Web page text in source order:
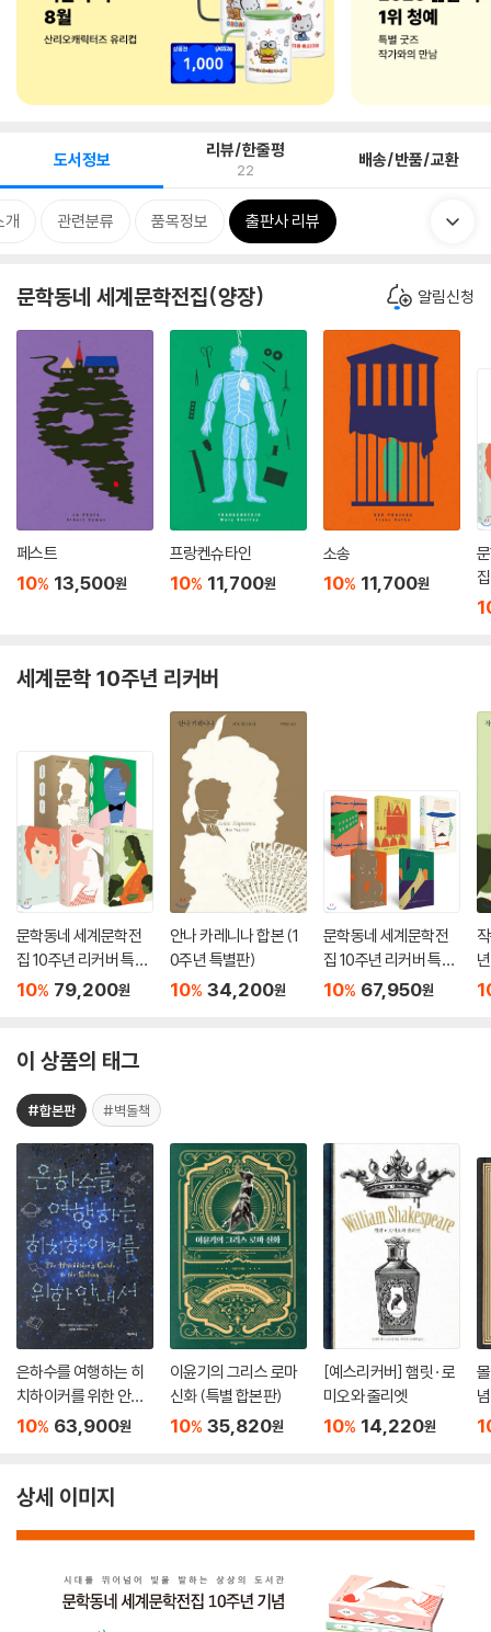
도서정보 리뷰/한줄평
22 배송/반품/교환
개 관련분류 품목정보 출판사 리뷰
문학동네 세계문학전집(양장) 알림신청
페스트
10% 13,500원
프랑켄슈타인
10% 11,700원
소송
10% 11,700원
세계문학 10주년 리커버
문학동네 세계문학전
집 10주년 리커버 특별
판 2차 5종 세트
10% 79,200원
안나 카레니나 합본 (1
0주년 특별판)
10% 34,200원
문학동네 세계문학전
집 10주년 리커버 특별
판 1차 5종 세트
10% 67,950원
이 상품의 태그
#합본판 #벽돌책
은하수를 여행하는 히
치하이커를 위한 안내
서 합본
10% 63,900원
이윤기의 그리스 로마
신화 (특별 합본판)
10% 35,820원
[예스리커버] 햄릿 · 로
미오와 줄리엣
10% 14,220원
상세 이미지